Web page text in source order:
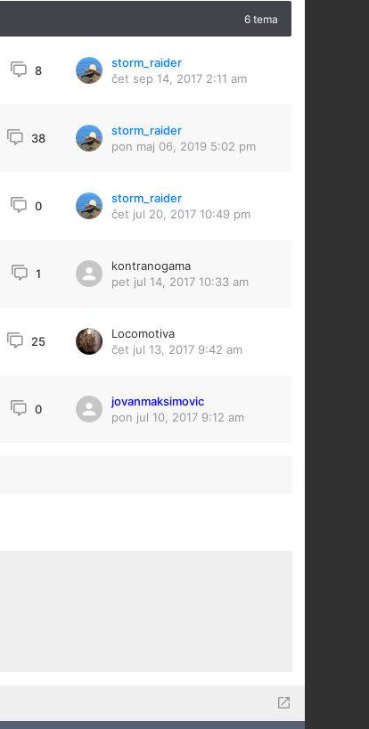
6 tema
8
storm_raider
čet sep 14, 2017 2:11 am
38
storm_raider
pon maj 06, 2019 5:02 pm
0
storm_raider
čet jul 20, 2017 10:49 pm
1
kontranogama
pet jul 14, 2017 10:33 am
25
Locomotiva
čet jul 13, 2017 9:42 am
0
jovanmaksimovic
pon jul 10, 2017 9:12 am